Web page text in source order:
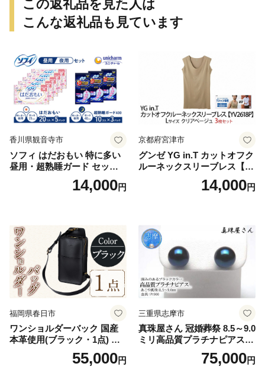
この返礼品を見た人は
こんな返礼品も見ています
香川県観音寺市
ソフィ はだおもい 特に多い
昼用・超熟睡ガード セット
羽付き ナプキン 生理用品 サ
ニタリー ユニ・チャーム
14,000円
京都府宮津市
グンゼ YG in.T カットオフク
ルーネックスリーブレス【Y
V2618P】Lサイズ クリアベ
ージュ3枚セット [№5716-04
14,000円
福岡県春日市
ワンショルダーバック 国産
本革使用(ブラック・1点) 鞄
バック バッグ カバン レザー
国産 日本製 牛革 黒 革 革製
55,000円
三重県志摩市
真珠屋さん 冠婚葬祭 8.5～9.0
ミリ高品質プラチナピアス P
t900 志摩産アコヤ真珠 ブラ
ックパール 黒真珠75,000円